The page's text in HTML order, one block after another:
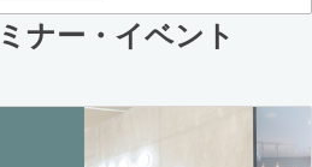
ナー・イベント